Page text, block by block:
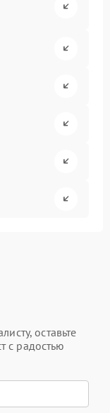
оставьте
с радостью